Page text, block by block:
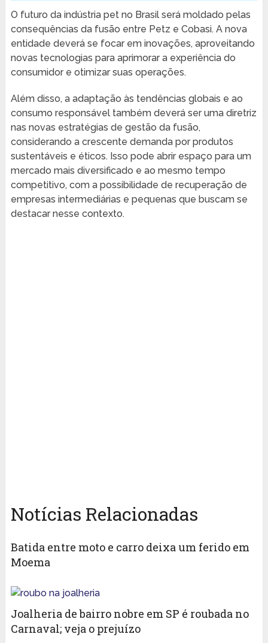
O futuro da indústria pet no Brasil será moldado pelas
consequências da fusão entre Petz e Cobasi. A nova
entidade deverá se focar em inovações, aproveitando
novas tecnologias para aprimorar a experiência do
consumidor e otimizar suas operações.
Além disso, a adaptação às tendências globais e ao
consumo responsável também deverá ser uma diretriz
nas novas estratégias de gestão da fusão,
considerando a crescente demanda por produtos
sustentáveis e éticos. Isso pode abrir espaço para um
mercado mais diversificado e ao mesmo tempo
competitivo, com a possibilidade de recuperação de
empresas intermediárias e pequenas que buscam se
destacar nesse contexto.
Notícias Relacionadas
Batida entre moto e carro deixa um ferido em
Moema
Joalheria de bairro nobre em SP é roubada no
Carnaval; veja o prejuízo